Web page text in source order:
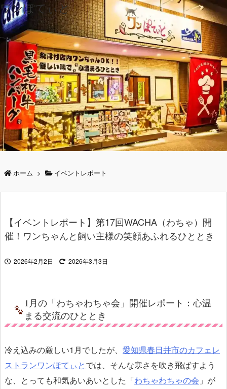
ワンぽてぃと
ホーム > イベントレポート
【イベントレポート】第17回WACHA（わちゃ）開
催！ワンちゃんと飼い主様の笑顔あふれるひととき
2026年2月2日 2026年3月3日
1月の「わちゃわちゃ会」開催レポート：心温
まる交流のひととき
冷え込みの厳しい1月でしたが、 愛知県春日井市のカフェレ
ストランワンぽてぃとでは、そんな寒さを吹き飛ばすよう
な、とっても和気あいあいとした「わちゃわちゃの会 」が